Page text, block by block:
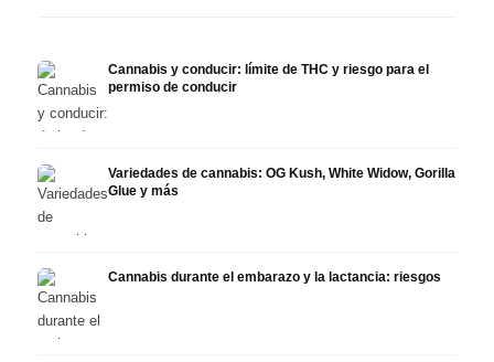
Cannabis y conducir: límite de THC y riesgo para el
permiso de conducir
Variedades de cannabis: OG Kush, White Widow, Gorilla
Glue y más
Cannabis durante el embarazo y la lactancia: riesgos